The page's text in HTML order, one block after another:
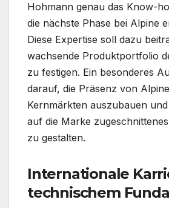
Hohmann genau das Know-
die nächste Phase bei Alpine
Diese Expertise soll dazu
wachsende Produktportfolio
zu festigen. Ein besonderes
darauf, die Präsenz von
Kernmärkten auszubauen
auf die Marke
zu gestalten.
Internationale
technischem